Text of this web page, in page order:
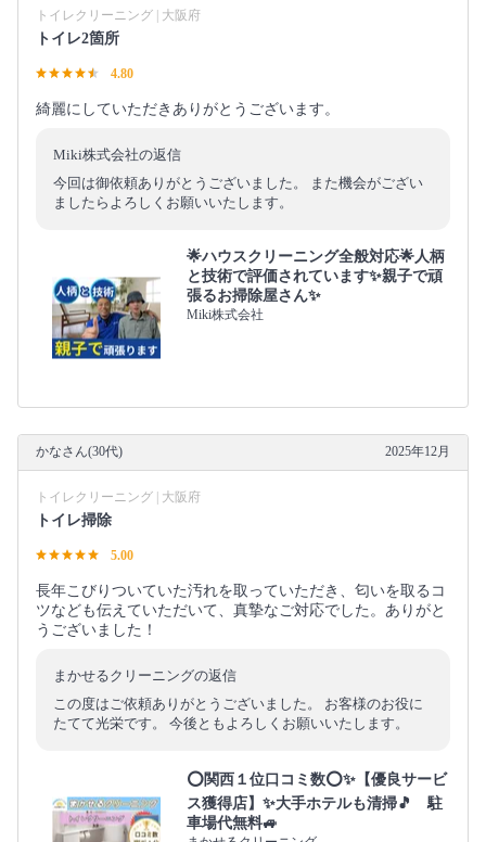
トイレクリーニング | 大阪府
トイレ2箇所
4.80
綺麗にしていただきありがとうございます。
Miki株式会社の返信
今回は御依頼ありがとうございました。 また機会がござい
ましたらよろしくお願いいたします。
🌟ハウスクリーニング全般対応🌟人柄
と技術で評価されています✨親子で頑
張るお掃除屋さん✨
Miki株式会社
かなさん(30代) 2025年12月
トイレクリーニング | 大阪府
トイレ掃除
5.00
長年こびりついていた汚れを取っていただき、匂いを取るコ
ツなども伝えていただいて、真摯なご対応でした。ありがと
うございました！
まかせるクリーニングの返信
この度はご依頼ありがとうございました。 お客様のお役に
たてて光栄です。 今後ともよろしくお願いいたします。
⭕関西１位口コミ数⭕✨【優良サービ
ス獲得店】✨大手ホテルも清掃🎵 駐
車場代無料🚙